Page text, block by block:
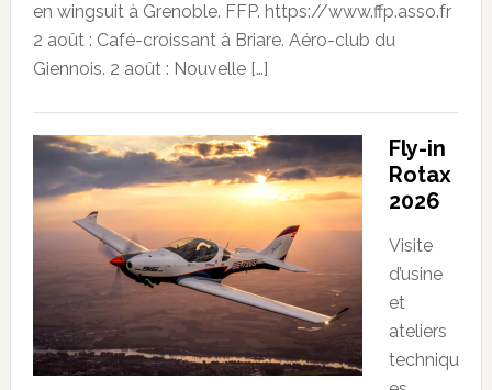
en wingsuit à Grenoble. FFP. https://www.ffp.asso.fr
2 août : Café-croissant à Briare. Aéro-club du
Giennois. 2 août : Nouvelle […]
Fly-in
Rotax
2026
Visite
d’usine
et
ateliers
techniqu